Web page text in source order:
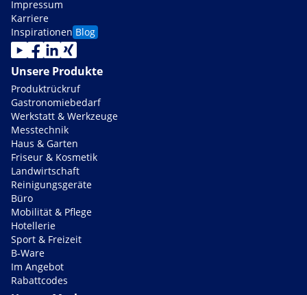
Impressum
Karriere
Inspirationen Blog
Unsere Produkte
Produktrückruf
Gastronomiebedarf
Werkstatt & Werkzeuge
Messtechnik
Haus & Garten
Friseur & Kosmetik
Landwirtschaft
Reinigungsgeräte
Büro
Mobilität & Pflege
Hotellerie
Sport & Freizeit
B-Ware
Im Angebot
Rabattcodes